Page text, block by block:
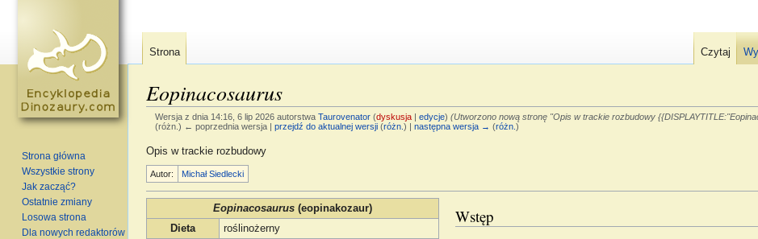
Eopinacosaurus
Wersja z dnia 14:16, 6 lip 2026 autorstwa Taurovenator (dyskusja| edycje) (Utworzono nową stronę "Opis w trackie rozbudowy
(różn.) ← poprzednia wersja | przejdź do aktualnej wersji(różn.) | następna wersja → (różn.)
Opis w trackie rozbudowy
Autor: Michał Siedlecki
Eopinacosaurus(eopinakozaur)
Dieta
roślinożerny
Wstęp
Strona Czytaj
Strona główna
Wszystkie strony
Jak zacząć?
Ostatnie zmiany
Losowa strona
Dla nowych redaktorów